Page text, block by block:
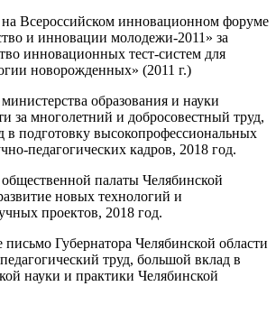
Всероссийском инновационном форуме
и инновации молодежи-2011» за
инновационных тест-систем для
новорожденных» (2011 г.)
образования и науки
за многолетний и добросовестный труд,
в подготовку высокопрофессиональных
педагогических кадров, 2018 год.
палаты Челябинской
новых технологий и
проектов, 2018 год.
письмо Губернатора Челябинской области
труд, большой вклад в
науки и практики Челябинской